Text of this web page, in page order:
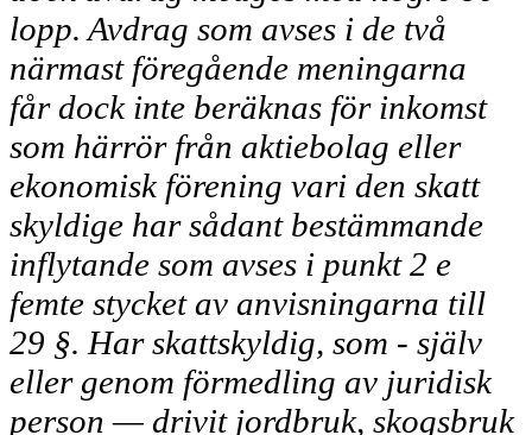
lopp. Avdrag som avses i de två
närmast föregående meningarna
får dock inte beräknas för inkomst
som härrör från aktiebolag eller
ekonomisk förening vari den skatt­
skyldige har sådant bestämmande
inflytande som avses i punkt 2 e
femte stycket av anvisningarna till
29 §. Har skattskyldig, som - själv
eller genom förmedling av juridisk
person — drivit jordbruk, skogsbruk